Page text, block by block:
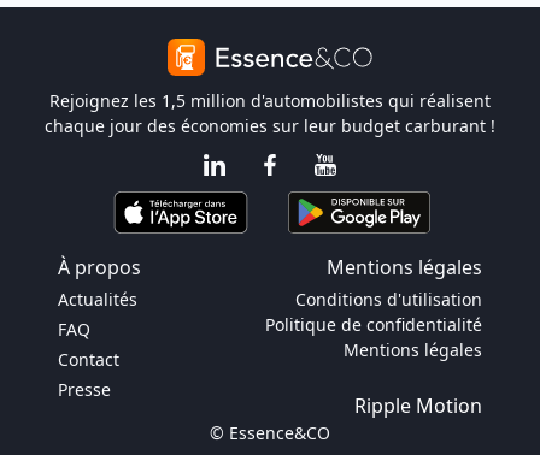
Rejoignez les 1,5 million d'automobilistes qui réalisent
chaque jour des économies sur leur budget carburant !
À propos Mentions légales
Actualités
FAQ
Contact
Presse
Conditions d'utilisation
Politique de confidentialité
Mentions légales
Ripple Motion
© Essence&CO